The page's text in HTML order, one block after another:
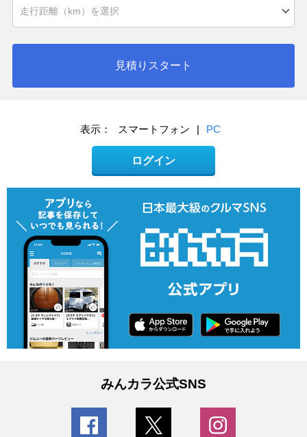
見積りスタート
表示： スマートフォン | PC
ログイン
みんカラ公式SNS